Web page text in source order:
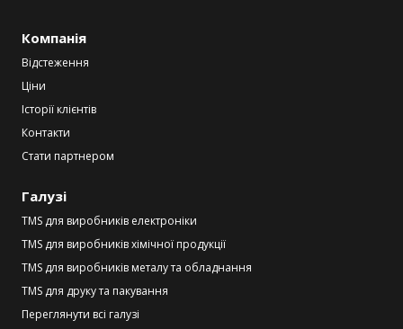
Компанія
Відстеження
Ціни
Історії клієнтів
Контакти
Стати партнером
Галузі
TMS для виробників електроніки
TMS для виробників хімічної продукції
TMS для виробників металу та обладнання
TMS для друку та пакування
Переглянути всі галузі